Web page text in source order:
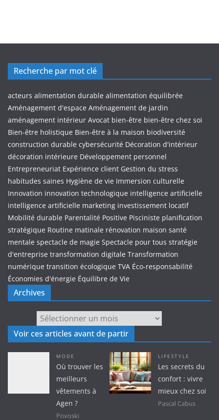
Recherche par mot clé
acteurs alimentation durable alimentation équilibrée
Aménagement d'espace Aménagement de jardin
aménagement intérieur Avocat bien-être bien-être chez soi
Bien-être holistique Bien-être à la maison biodiversité
construction durable cybersécurité Décoration d'intérieur
décoration intérieure Développement personnel
Entrepreneuriat Expérience client Gestion du stress
habitudes saines Hygiène de vie Immersion culturelle
Innovation innovation technologique intelligence artificielle
intelligence artificielle marketing investissement locatif
Mobilité durable Parentalité Positive Pisciniste planification
stratégique Routine matinale rénovation maison santé
mentale spectacle de magie Spectacle pour tous stratégie
d'entreprise transformation digitale Transformation
numérique transition écologique TVA Éco-responsabilité
Économies d'énergie Équilibre de Vie
Archives
Voir ces articles avant de partir
MODE
Où trouver les
meilleurs
vêtements à
Agen ?
Povoski
LIFESTYLE
Les secrets du
confort : vivre
mieux chez soi
Pascal Cabus